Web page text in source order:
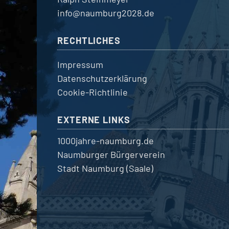
info@naumburg2028.de
RECHTLICHES
Impressum
Datenschutzerklärung
Cookie-Richtlinie
EXTERNE LINKS
1000jahre-naumburg.de
Naumburger Bürgerverein
Stadt Naumburg (Saale)